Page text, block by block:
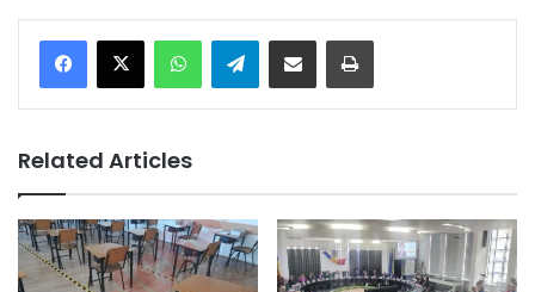
Telegram
Related Articles